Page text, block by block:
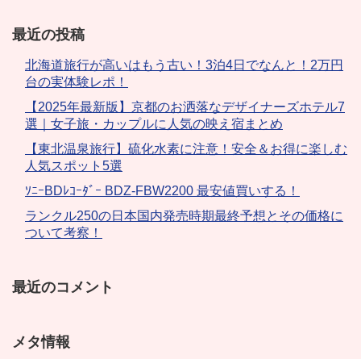
最近の投稿
北海道旅行が高いはもう古い！3泊4日でなんと！2万円
台の実体験レポ！
【2025年最新版】京都のお洒落なデザイナーズホテル7
選｜女子旅・カップルに人気の映え宿まとめ
【東北温泉旅行】硫化水素に注意！安全＆お得に楽しむ
人気スポット5選
ｿﾆｰBDﾚｺｰﾀﾞｰ BDZ-FBW2200 最安値買いする！
ランクル250の日本国内発売時期最終予想とその価格に
ついて考察！
最近のコメント
メタ情報